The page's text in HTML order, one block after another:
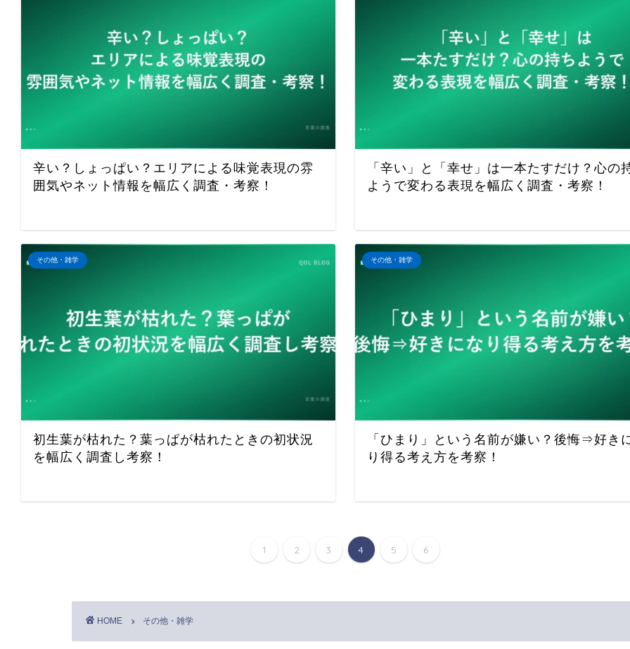
辛い？しょっぱい？エリアによる味覚表現の雰
囲気やネット情報を幅広く調査・考察！
「辛い」と「幸せ」は一本たすだけ？心の
ようで変わる表現を幅広く調査・考察！
その他・雑学
初生葉が枯れた？葉っぱが枯れたときの初状況
を幅広く調査し考察！
その他・雑学
「ひまり」という名前が嫌い？後悔⇒好き
り得る考え方を考察！
1 2 3 4 5 6
HOME その他・雑学